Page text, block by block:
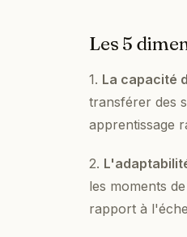
Les 5
1. La capacité
transférer des
apprentissage
2.
les moments
rapport à